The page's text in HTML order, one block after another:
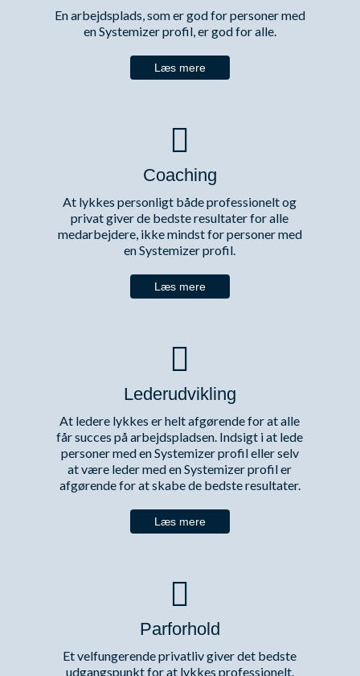
En arbejdsplads, som er god for personer med
en Systemizer profil, er god for alle.
Læs mere
Coaching
At lykkes personligt både professionelt og
privat giver de bedste resultater for alle
medarbejdere, ikke mindst for personer med
en Systemizer profil.
Læs mere
Lederudvikling
At ledere lykkes er helt afgørende for at alle
får succes på arbejdspladsen. Indsigt i at lede
personer med en Systemizer profil eller selv
at være leder med en Systemizer profil er
afgørende for at skabe de bedste resultater.
Læs mere
Parforhold
Et velfungerende privatliv giver det bedste
udgangspunkt for at lykkes professionelt.